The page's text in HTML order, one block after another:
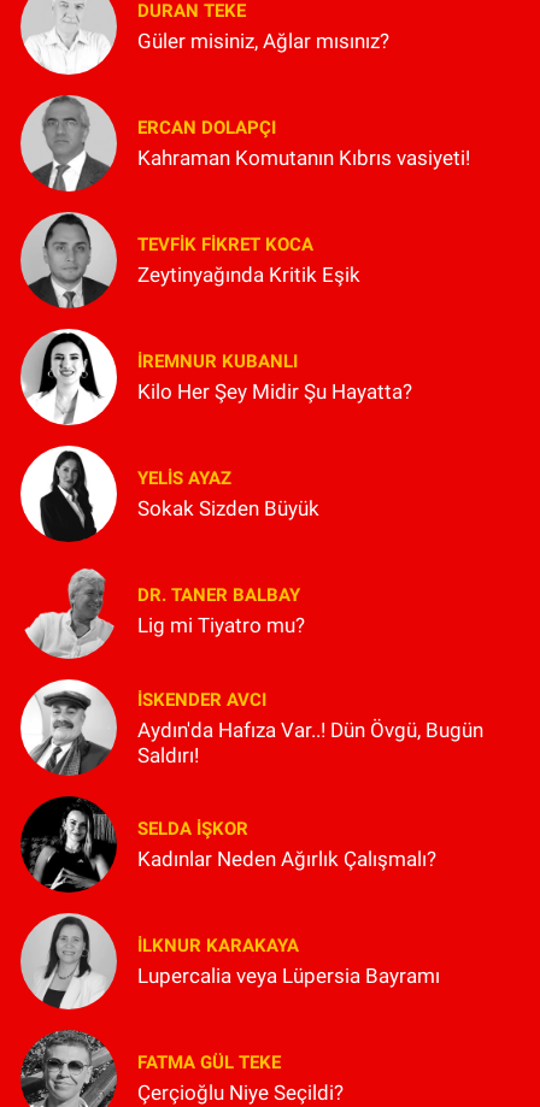
DURAN TEKE
Güler misiniz, Ağlar mısınız?
ERCAN DOLAPÇI
Kahraman Komutanın Kıbrıs vasiyeti!
TEVFIK FIKRET KOCA
Zeytinyağında Kritik Eşik
İREMNUR KUBANLI
Kilo Her Şey Midir Şu Hayatta?
YELIS AYAZ
Sokak Sizden Büyük
DR. TANER BALBAY
Lig mi Tiyatro mu?
İSKENDER AVCI
Aydın'da Hafıza Var..! Dün Övgü, Bugün
Saldırı!
SELDA İŞKOR
Kadınlar Neden Ağırlık Çalışmalı?
İLKNUR KARAKAYA
Lupercalia veya Lüpersia Bayramı
FATMA GÜL TEKE
Çerçioğlu Niye Seçildi?